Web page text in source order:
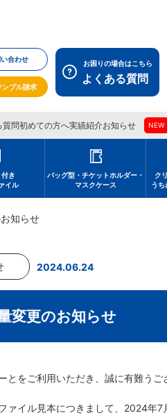
合わせ
ンプル請求
お困りの場合はこちら
よくある質問
質問初めての方へ実績紹介お知らせ NEW
き
イル
バッグ型・チケットホルダー・
マスクケース
ク
うち
知らせ
2024.06.24
変更のお知らせ
とをご利用いただき、誠に有難うご
ァイル見本につきまして、2024年